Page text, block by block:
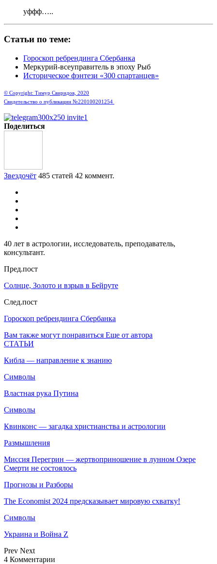
уффф…..
Статьи по теме:
Гороскоп ребрендинга Сбербанка
Меркурий-всеуправитель в эпоху Рыб
Историческое фэнтези «300 спартанцев»
© Copyright: Тимур Свиридов, 2020
Свидетельство о публикации №220100201254
Поделиться
Звездочёт 485 статей 42 коммент.
40 лет в астрологии, исследователь, преподаватель,
консультант.
Пред.пост
Солнце, Золото и взрыв в Бейруте
След.пост
Гороскоп ребрендинга Сбербанка
Вам также могут понравиться Еще от автора
СТАТЬИ
Кибла — направление к знанию
Символы
Властная рука Путина
Символы
Квинконс — загадка христианства и астрологии
Размышления
Миссия Перегрин — жертвоприношение в лунном Озере
Смерти не состоялось
Прогнозы и Разборы
The Economist 2024 предсказывает мировую схватку!
Символы
Украина и Война Z
Prev Next
4 Комментарии